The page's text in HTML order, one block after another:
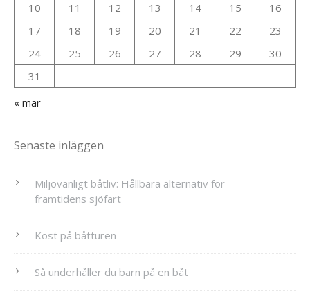
10
11 12 13 14 15
16
17
18 19 20 21 22
23
24
25 26 27 28 29
30
31
« mar
Senaste inläggen
Miljövänligt båtliv: Hållbara alternativ för
framtidens sjöfart
Kost på båtturen
Så underhåller du barn på en båt